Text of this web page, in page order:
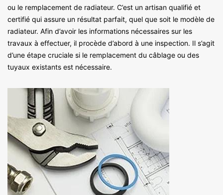
ou le remplacement de radiateur. C’est un artisan qualifié et
certifié qui assure un résultat parfait, quel que soit le modèle de
radiateur. Afin d’avoir les informations nécessaires sur les
travaux à effectuer, il procède d’abord à une inspection. Il s’agit
d’une étape cruciale si le remplacement du câblage ou des
tuyaux existants est nécessaire.